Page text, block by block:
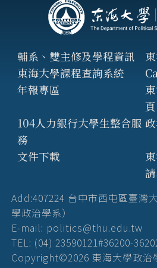
輔系、雙主修及學程資訊
東海大學課程查詢系統
年報專區
頁
104人力銀行大學生整合服
務
文件下載
Add:407224 台中市西屯區臺灣
學政治學系）
E-mail: politics@thu.edu.tw
TEL: (04) 23590121#36200-
Copyright©2026 東海大學政治